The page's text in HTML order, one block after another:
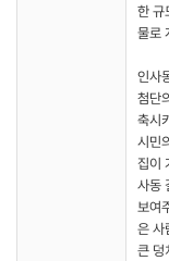
한 규
물로
인사
첨단
축시
시민
집이
사동
보여
은 사
큰 덩